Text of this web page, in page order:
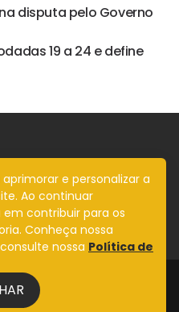
disputa pelo Governo
19 a 24 e define
NVGO
e personalizar a
Ao continuar
contribuir para os
Conheça nossa
nossa Política de